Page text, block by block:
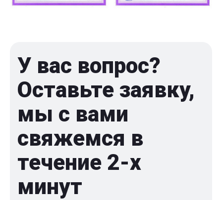
У вас вопрос?
Оставьте заявку,
мы с вами
свяжемся в
течение 2-x
минут